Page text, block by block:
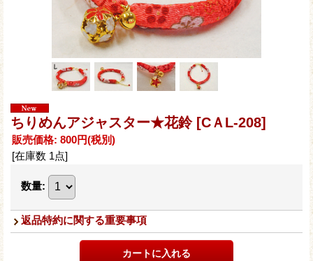
ちりめんアジャスター★花鈴 [CＡL-208]
販売価格: 800円(税別)
[在庫数 1点]
数量:
返品特約に関する重要事項